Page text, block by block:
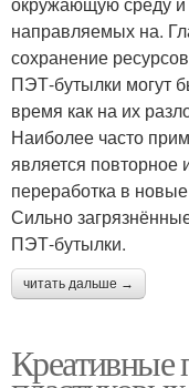
направляемых на.
сохранение
ПЭТ-бутылки могут
время как на их
Наиболее часто
является повторное
переработка в
Сильно
ПЭТ-бутылки.
читать дальше →
Креативные